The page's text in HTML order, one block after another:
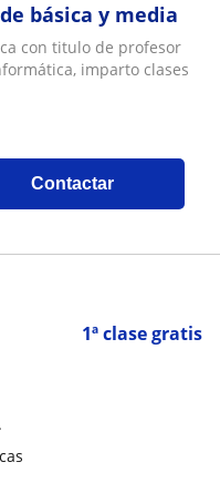
básica y media
con titulo de profesor
imparto clases
Contactar
1ª clase gratis